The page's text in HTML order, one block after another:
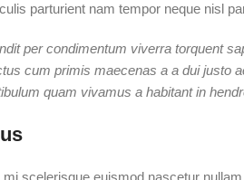
parturient nam tempor neque nisl
per condimentum viverra torquent
cum primis maecenas a a dui justo
quam vivamus a habitant in
scelerisque euismod nascetur